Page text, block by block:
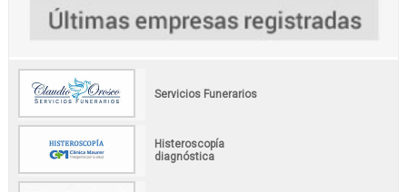
Servicios Funerarios
Histeroscopía
diagnóstica